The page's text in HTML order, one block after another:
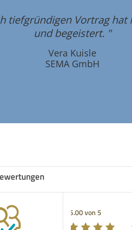
tiefgründigen Vortrag hat
und begeistert. "
Vera Kuisle
SEMA GmbH
5.00 von 5